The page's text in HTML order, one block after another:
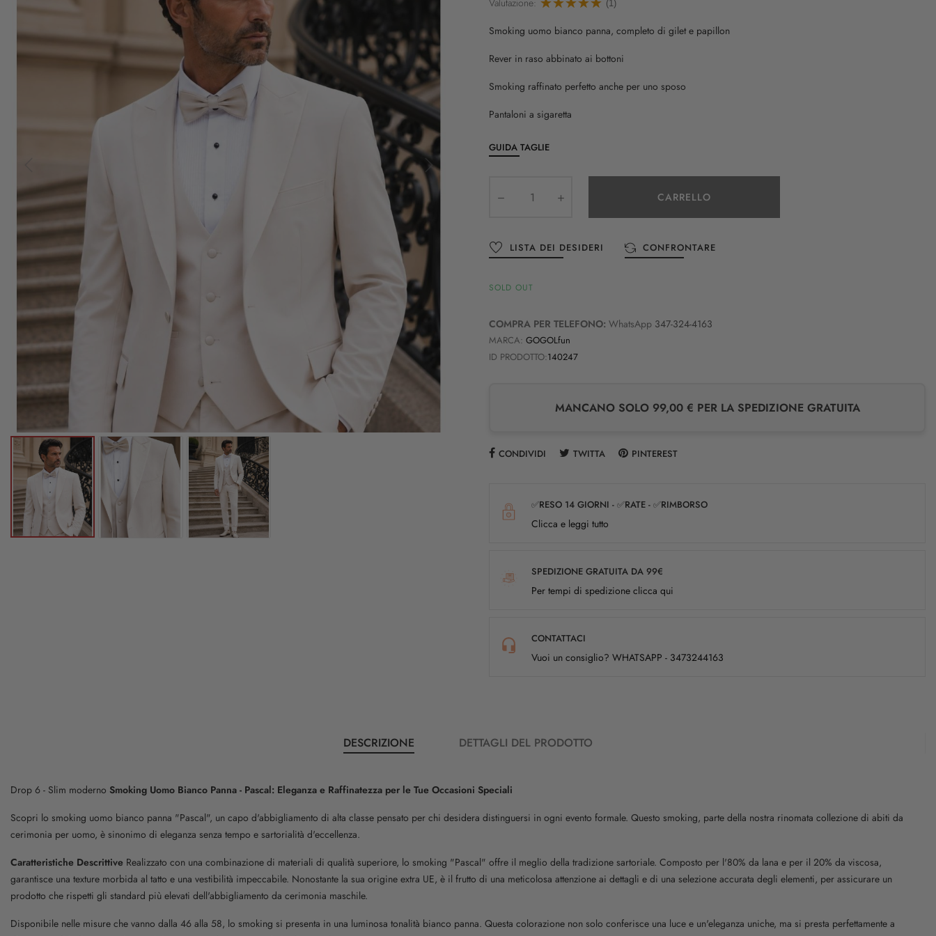
Valutazione: (1)
Smoking uomo bianco panna, completo di gilet e papillon
Rever in raso abbinato ai bottoni
Smoking raffinato perfetto anche per uno sposo
Pantaloni a sigaretta
GUIDA TAGLIE
CARRELLO
LISTA DEI DESIDERI CONFRONTARE
SOLD OUT
COMPRA PER TELEFONO: WhatsApp 347-324-4163
MARCA: GOGOLfun
ID PRODOTTO:140247
MANCANO SOLO 99,00 € PER LA SPEDIZIONE GRATUITA
CONDIVIDI TWITTA PINTEREST
✅RESO 14 GIORNI - ✅RATE - ✅RIMBORSO
Clicca e leggi tutto
SPEDIZIONE GRATUITA DA 99€
Per tempi di spedizione clicca qui
CONTATTACI
Vuoi un consiglio? WHATSAPP - 3473244163
DESCRIZIONE DETTAGLI DEL PRODOTTO
Drop 6 - Slim moderno Smoking Uomo Bianco Panna - Pascal: Eleganza e Raffinatezza per le Tue Occasioni Speciali
Scopri lo smoking uomo bianco panna "Pascal", un capo d'abbigliamento di alta classe pensato per chi desidera distinguersi in ogni evento formale. Questo smoking, parte della nostra rinomata collezione di abiti da
cerimonia per uomo, è sinonimo di eleganza senza tempo e sartorialità d'eccellenza.
Caratteristiche Descrittive Realizzato con una combinazione di materiali di qualità superiore, lo smoking "Pascal" offre il meglio della tradizione sartoriale. Composto per l'80% da lana e per il 20% da viscosa,
garantisce una texture morbida al tatto e una vestibilità impeccabile. Nonostante la sua origine extra UE, è il frutto di una meticolosa attenzione ai dettagli e di una selezione accurata degli elementi, per assicurare un
prodotto che rispetti gli standard più elevati dell'abbigliamento da cerimonia maschile.
Disponibile nelle misure che vanno dalla 46 alla 58, lo smoking si presenta in una luminosa tonalità bianco panna. Questa colorazione non solo conferisce una luce e un'eleganza uniche, ma si presta perfettamente a